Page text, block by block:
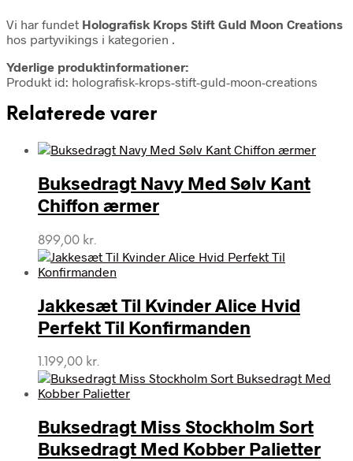
Vi har fundet Holografisk Krops Stift Guld Moon Creations
hos partyvikings i kategorien .
Yderlige produktinformationer:
Produkt id: holografisk-krops-stift-guld-moon-creations
Relaterede varer
Buksedragt Navy Med Sølv Kant
Chiffon ærmer
899,00 kr.
Jakkesæt Til Kvinder Alice Hvid
Perfekt Til Konfirmanden
1.199,00 kr.
Buksedragt Miss Stockholm Sort
Buksedragt Med Kobber Palietter